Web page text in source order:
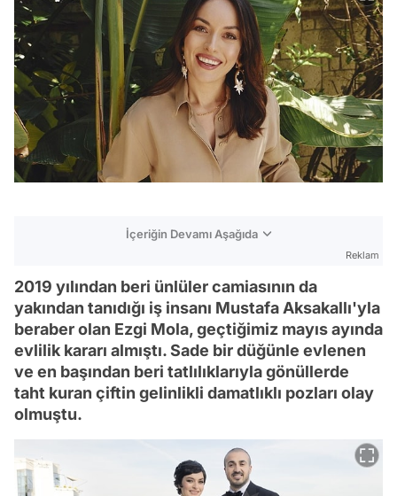
İçeriğin Devamı Aşağıda
Reklam
2019 yılından beri ünlüler camiasının da
yakından tanıdığı iş insanı Mustafa Aksakallı'yla
beraber olan Ezgi Mola, geçtiğimiz mayıs ayında
evlilik kararı almıştı. Sade bir düğünle evlenen
ve en başından beri tatlılıklarıyla gönüllerde
taht kuran çiftin gelinlikli damatlıklı pozları olay
olmuştu.